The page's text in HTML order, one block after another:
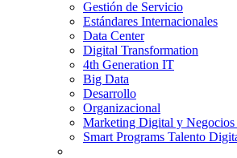
Gestión de Servicio
Estándares Internacionales
Data Center
Digital Transformation
4th Generation IT
Big Data
Desarrollo
Organizacional
Marketing Digital y Negocios
Smart Programs Talento